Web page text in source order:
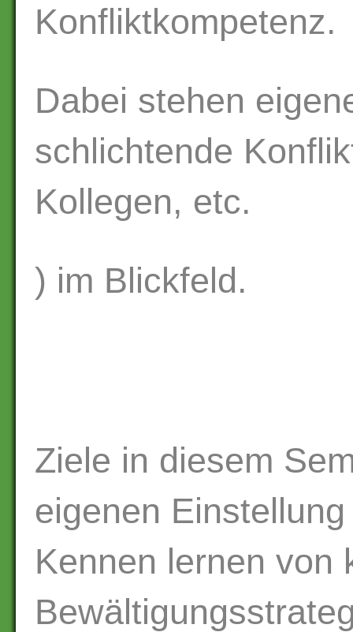
Konfliktkompetenz.
Dabei stehen
schlichtende
Kollegen, etc.
) im Blickfeld.
Ziele in diesem
eigenen
Kennen lernen von